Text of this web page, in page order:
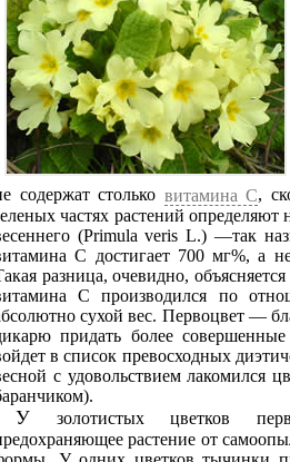
содержат столько витамина С,
частях растений
(Primula veris L.) —так
С достигает 700 мг%, а
разница, очевидно,
С производился по
сухой вес. Первоцвет —
придать более совершенные
в список превосходных
с удовольствием лакомился
У золотистых цветков первоцвета имеется интересное приспособление,
растение от